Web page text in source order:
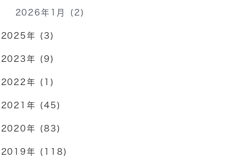
2026年1月 (2)
2025年 (3)
2023年 (9)
2022年 (1)
2021年 (45)
2020年 (83)
2019年 (118)